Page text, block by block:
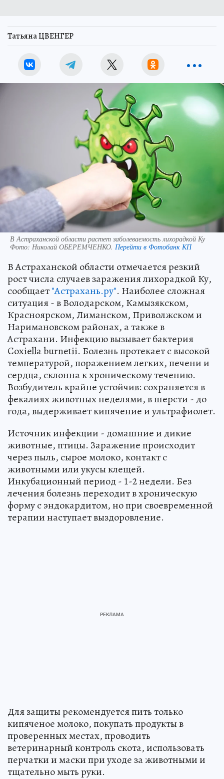
Татьяна ЦВЕНГЕР
В Астраханской области растет заболеваемость лихорадкой Ку
Фото: Николай ОБЕРЕМЧЕНКО. Перейти в Фотобанк КП
В Астраханской области отмечается резкий
рост числа случаев заражения лихорадкой Ку,
сообщает"Астрахань.ру". Наиболее сложная
ситуация - в Володарском, Камызякском,
Красноярском, Лиманском, Приволжском и
Наримановском районах, а также в
Астрахани. Инфекцию вызывает бактерия
Coxiella burnetii. Болезнь протекает с высокой
температурой, поражением легких, печени и
сердца, склонна к хроническому течению.
Возбудитель крайне устойчив: сохраняется в
фекалиях животных неделями, в шерсти - до
года, выдерживает кипячение и ультрафиолет.
Источник инфекции - домашние и дикие
животные, птицы. Заражение происходит
через пыль, сырое молоко, контакт с
животными или укусы клещей.
Инкубационный период - 1-2 недели. Без
лечения болезнь переходит в хроническую
форму с эндокардитом, но при своевременной
терапии наступает выздоровление.
Для защиты рекомендуется пить только
кипяченое молоко, покупать продукты в
проверенных местах, проводить
ветеринарный контроль скота, использовать
перчатки и маски при уходе за животными и
тщательно мыть руки.